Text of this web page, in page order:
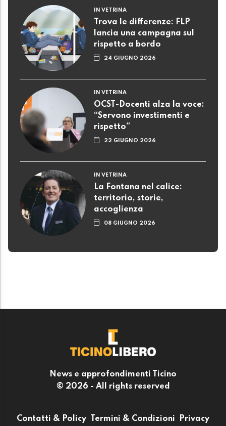
IN VETRINA
Trova le differenze: FLP
lancia una campagna sul
rispetto a bordo
24 GIUGNO 2026
IN VETRINA
OCST-Docenti alza la voce:
“Servono investimenti e
rispetto”
22 GIUGNO 2026
IN VETRINA
La Fontana nel calice:
territorio, storie,
accoglienza
08 GIUGNO 2026
News e approfondimenti Ticino
© 2026 - All rights reserved
Contatti & Policy Termini & Condizioni Privacy